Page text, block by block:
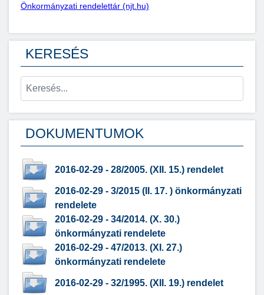
Önkormányzati rendelettár (njt.hu)
KERESÉS
DOKUMENTUMOK
2016-02-29 - 28/2005. (XII. 15.) rendelet
2016-02-29 - 3/2015 (II. 17. ) önkormányzati
rendelete
2016-02-29 - 34/2014. (X. 30.)
önkormányzati rendelete
2016-02-29 - 47/2013. (XI. 27.)
önkormányzati rendelete
2016-02-29 - 32/1995. (XII. 19.) rendelet